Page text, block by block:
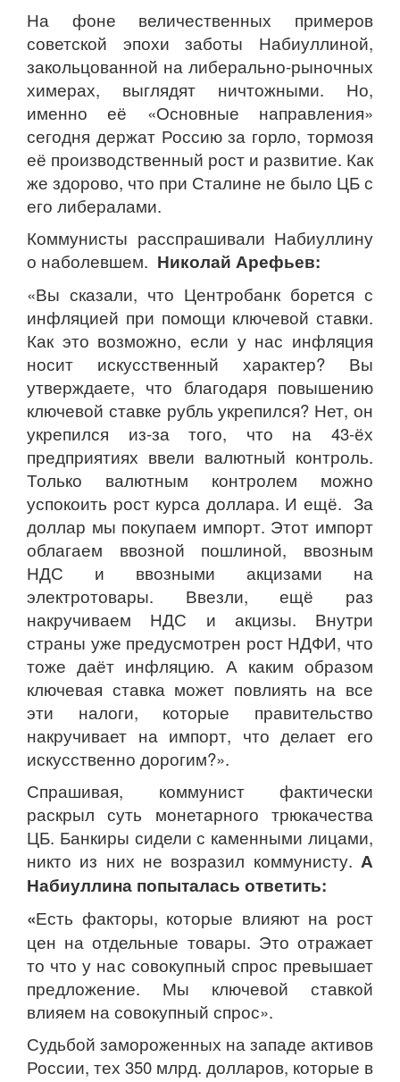
На фоне величественных примеров
советской эпохи заботы Набиуллиной,
закольцованной на либерально-рыночных
химерах, выглядят ничтожными. Но,
именно её «Основные направления»
сегодня держат Россию за горло, тормозя
её производственный рост и развитие. Как
же здорово, что при Сталине не было ЦБ с
его либералами.
Коммунисты расспрашивали Набиуллину
о наболевшем. Николай Арефьев:
«Вы сказали, что Центробанк борется с
инфляцией при помощи ключевой ставки.
Как это возможно, если у нас инфляция
носит искусственный характер? Вы
утверждаете, что благодаря повышению
ключевой ставке рубль укрепился? Нет, он
укрепился из-за того, что на 43-ёх
предприятиях ввели валютный контроль.
Только валютным контролем можно
успокоить рост курса доллара. И ещё. За
доллар мы покупаем импорт. Этот импорт
облагаем ввозной пошлиной, ввозным
НДС и ввозными акцизами на
электротовары. Ввезли, ещё раз
накручиваем НДС и акцизы. Внутри
страны уже предусмотрен рост НДФИ, что
тоже даёт инфляцию. А каким образом
ключевая ставка может повлиять на все
эти налоги, которые правительство
накручивает на импорт, что делает его
искусственно дорогим?».
Спрашивая, коммунист фактически
раскрыл суть монетарного трюкачества
ЦБ. Банкиры сидели с каменными лицами,
никто из них не возразил коммунисту. А
Набиуллина попыталась ответить:
«Есть факторы, которые влияют на рост
цен на отдельные товары. Это отражает
то что у нас совокупный спрос превышает
предложение. Мы ключевой ставкой
влияем на совокупный спрос».
Судьбой замороженных на западе активов
России, тех 350 млрд. долларов, которые в